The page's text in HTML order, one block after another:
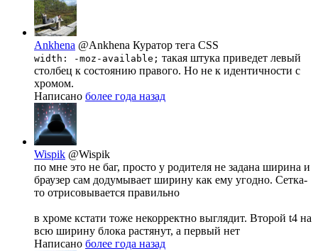
Ankhena @Ankhena Куратор тега CSS
width: -moz-available; такая штука приведет левый
столбец к состоянию правого. Но не к идентичности с
хромом.
Написано более года назад
Wispik @Wispik
по мне это не баг, просто у родителя не задана ширина и
браузер сам додумывает ширину как ему угодно. Сетка-
то отрисовывается правильно
в хроме кстати тоже некорректно выглядит. Второй t4 на
всю ширину блока растянут, а первый нет
Написано более года назад